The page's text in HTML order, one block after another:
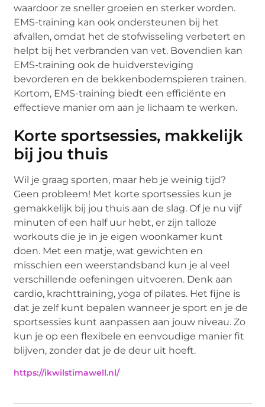
waardoor ze sneller groeien en sterker worden.
EMS-training kan ook ondersteunen bij het
afvallen, omdat het de stofwisseling verbetert en
helpt bij het verbranden van vet. Bovendien kan
EMS-training ook de huidversteviging
bevorderen en de bekkenbodemspieren trainen.
Kortom, EMS-training biedt een efficiënte en
effectieve manier om aan je lichaam te werken.
Korte sportsessies, makkelijk
bij jou thuis
Wil je graag sporten, maar heb je weinig tijd?
Geen probleem! Met korte sportsessies kun je
gemakkelijk bij jou thuis aan de slag. Of je nu vijf
minuten of een half uur hebt, er zijn talloze
workouts die je in je eigen woonkamer kunt
doen. Met een matje, wat gewichten en
misschien een weerstandsband kun je al veel
verschillende oefeningen uitvoeren. Denk aan
cardio, krachttraining, yoga of pilates. Het fijne is
dat je zelf kunt bepalen wanneer je sport en je de
sportsessies kunt aanpassen aan jouw niveau. Zo
kun je op een flexibele en eenvoudige manier fit
blijven, zonder dat je de deur uit hoeft.
https://ikwilstimawell.nl/